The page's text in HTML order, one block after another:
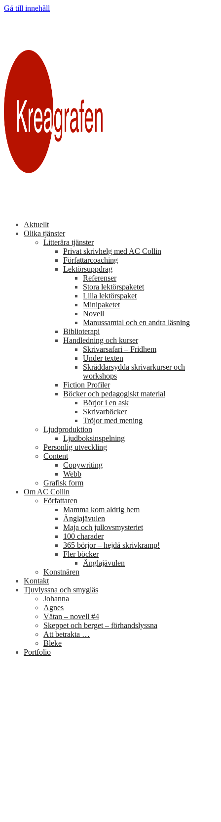
Gå till innehåll
Aktuellt
Olika tjänster
Litterära tjänster
Privat skrivhelg med AC Collin
Författarcoaching
Lektörsuppdrag
Referenser
Stora lektörspaketet
Lilla lektörspaket
Minipaketet
Novell
Manussamtal och en andra läsning
Biblioterapi
Handledning och kurser
Skrivarsafari – Fridhem
Under texten
Skräddarsydda skrivarkurser och
workshops
Fiction Profiler
Böcker och pedagogiskt material
Börjor i en ask
Skrivarböcker
Tröjor med mening
Ljudproduktion
Ljudboksinspelning
Personlig utveckling
Content
Copywriting
Webb
Grafisk form
Om AC Collin
Författaren
Mamma kom aldrig hem
Änglajävulen
Maja och jullovsmysteriet
100 charader
365 börjor – hejdå skrivkramp!
Fler böcker
Änglajävulen
Konstnären
Kontakt
Tjuvlyssna och smygläs
Johanna
Agnes
Vätan – novell #4
Skeppet och berget – förhandslyssna
Att betrakta …
Bleke
Portfolio